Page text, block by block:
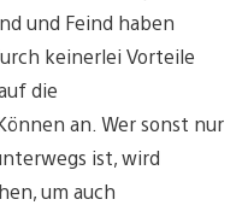
und Feind haben
keinerlei Vorteile
die
an. Wer sonst nur
ist, wird
um auch